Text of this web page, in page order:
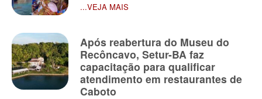
...VEJA MAIS
Após reabertura do Museu do
Recôncavo, Setur-BA faz
capacitação para qualificar
atendimento em restaurantes de
Caboto